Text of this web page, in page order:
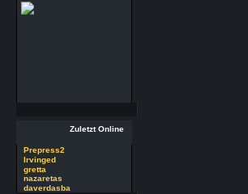
Zuletzt Online
Prepress2
Irvinged
gretta
nazaretas
daverdasba